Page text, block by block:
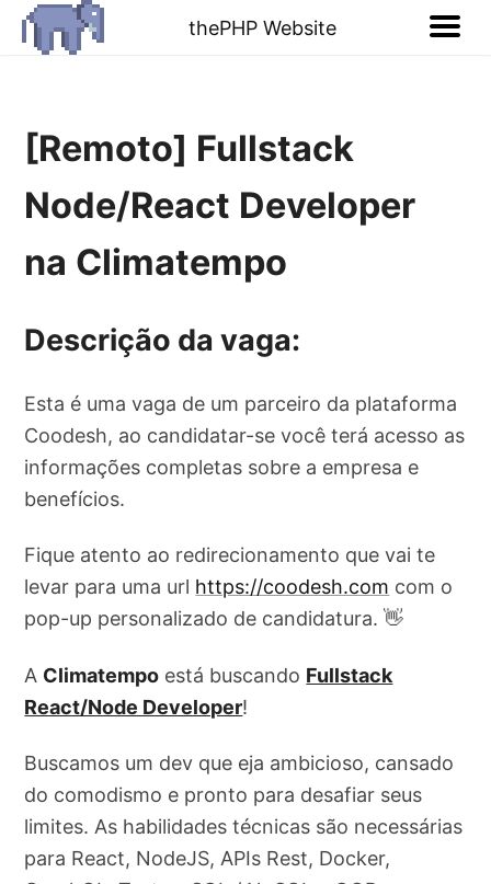
thePHP Website
[Remoto] Fullstack
Node/React Developer
na Climatempo
Descrição da vaga:
Esta é uma vaga de um parceiro da plataforma
Coodesh, ao candidatar-se você terá acesso as
informações completas sobre a empresa e
benefícios.
Fique atento ao redirecionamento que vai te
levar para uma url https://coodesh.com com o
pop-up personalizado de candidatura. 👋
A Climatempo está buscando Fullstack
React/Node Developer!
Buscamos um dev que eja ambicioso, cansado
do comodismo e pronto para desafiar seus
limites. As habilidades técnicas são necessárias
para React, NodeJS, APIs Rest, Docker,